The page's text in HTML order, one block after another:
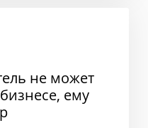
не может
ему